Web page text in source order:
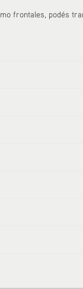
frontales, podés